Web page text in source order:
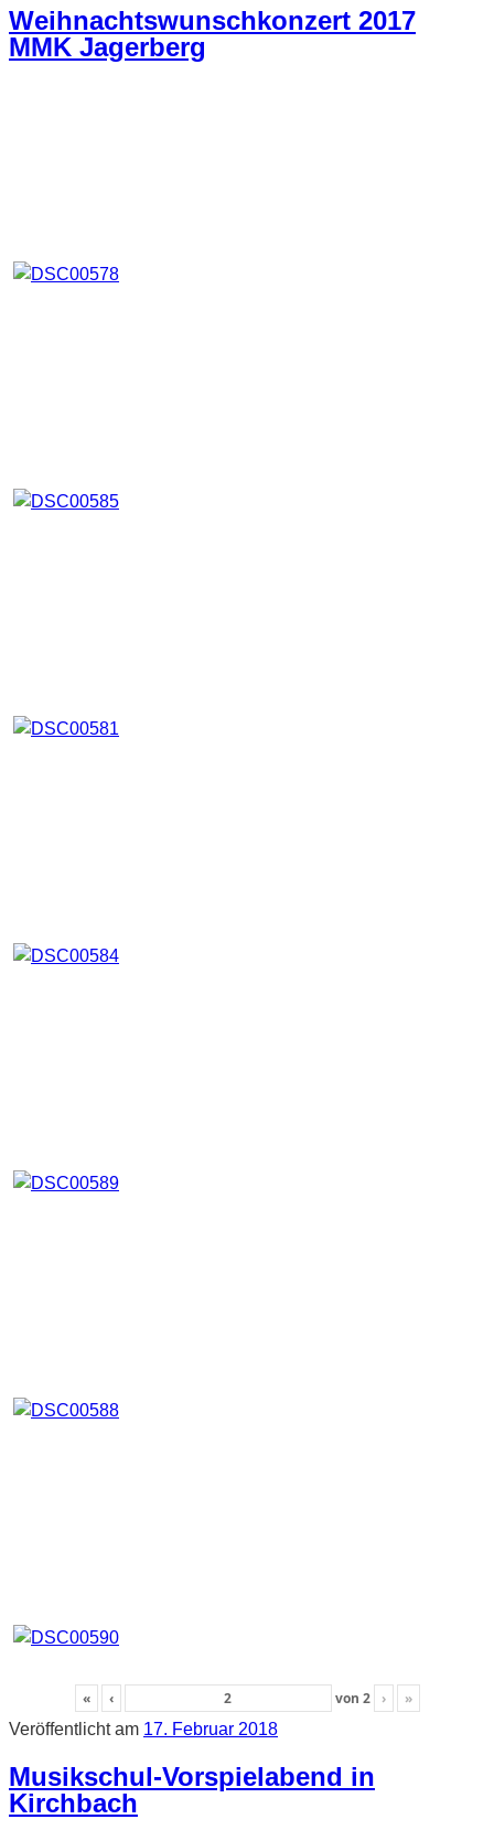
Weihnachtswunschkonzert 2017
MMK Jagerberg
« ‹ von 2 ›
»
Veröffentlicht am 17. Februar 2018
Musikschul-Vorspielabend in
Kirchbach